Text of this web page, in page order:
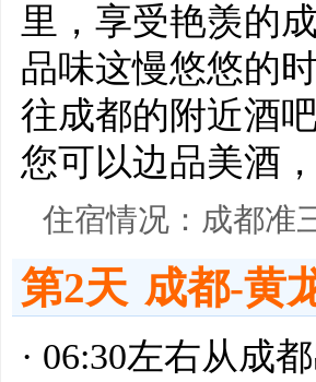
里，享受艳羡的
品味这慢悠悠的
往成都的附近酒
您可以边品美酒
住宿情况：成都准
第2天 成都-黄
· 06:30左右从成